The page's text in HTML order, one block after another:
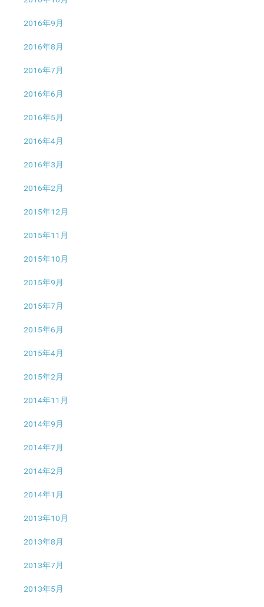
2016年9月
2016年8月
2016年7月
2016年6月
2016年5月
2016年4月
2016年3月
2016年2月
2015年12月
2015年11月
2015年10月
2015年9月
2015年7月
2015年6月
2015年4月
2015年2月
2014年11月
2014年9月
2014年7月
2014年2月
2014年1月
2013年10月
2013年8月
2013年7月
2013年5月